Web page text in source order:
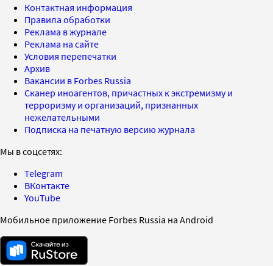
Контактная информация
Правила обработки
Реклама в журнале
Реклама на сайте
Условия перепечатки
Архив
Вакансии в Forbes Russia
Сканер иноагентов, причастных к экстремизму и
терроризму и организаций, признанных
нежелательными
Подписка на печатную версию журнала
Мы в соцсетях:
Telegram
ВКонтакте
YouTube
Мобильное приложение Forbes Russia на Android